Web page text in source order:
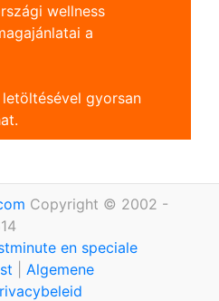
wellness
a
gyorsan
Copyright © 2002 -
en speciale
Algemene